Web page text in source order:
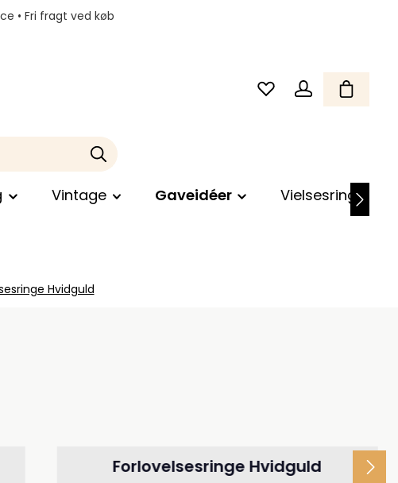
• Fri fragt ved køb
Vintage Gaveidéer Vielsesringe
Hvidguld
Forlovelsesringe Hvidguld